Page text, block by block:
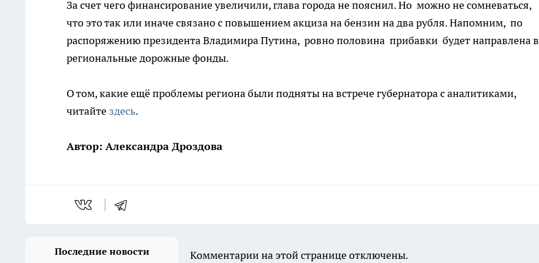
За счет чего финансирование увеличили, глава города не пояснил. Но можно не сомневаться,
что это так или иначе связано с повышением акциза на бензин на два рубля. Напомним, по
распоряжению президента Владимира Путина, ровно половина прибавки будет направлена в
региональные дорожные фонды.
О том, какие ещё проблемы региона были подняты на встрече губернатора с аналитиками,
читайте здесь.
Автор: Александра Дроздова
Последние новости Комментарии на этой странице отключены.